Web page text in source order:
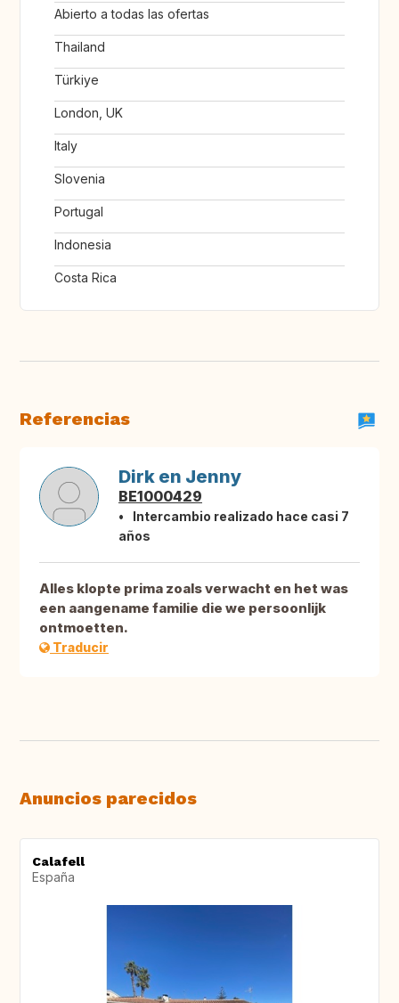
Abierto a todas las ofertas
Thailand
Türkiye
London, UK
Italy
Slovenia
Portugal
Indonesia
Costa Rica
Referencias
Dirk en Jenny
BE1000429
Intercambio realizado hace casi 7
años
Alles klopte prima zoals verwacht en het was
een aangename familie die we persoonlijk
ontmoetten.
Traducir
Anuncios parecidos
Calafell
España